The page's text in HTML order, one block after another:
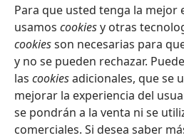
Para que usted tenga la mejor
usamos cookiesy otras
cookiesson necesarias para
y no se pueden rechazar.
las cookiesadicionales, que se
mejorar la experiencia del
se pondrán a la venta ni se
comerciales. Si desea saber
una
nueva
ventana)
JW Hub
(abre
una
nueva
ventana)
JW Library
Watchtower Library